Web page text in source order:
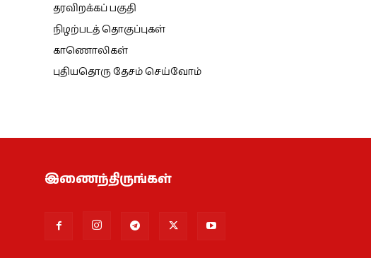
தரவிறக்கப் பகுதி
நிழற்படத் தொகுப்புகள்
காணொலிகள்
புதியதொரு தேசம் செய்வோம்
இணைந்திருங்கள்